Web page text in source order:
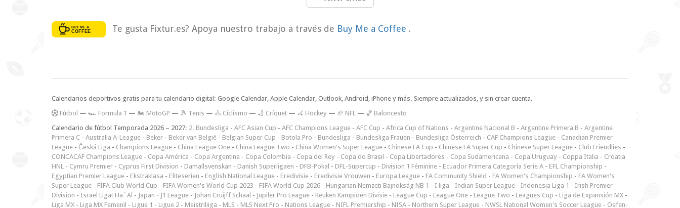
Te gusta Fixtur.es? Apoya nuestro trabajo a través de Buy Me a Coffee .
Calendarios deportivos gratis para tu calendario digital: Google Calendar, Apple Calendar, Outlook, Android, iPhone y más. Siempre actualizados, y sin crear cuenta.
Fútbol — 🏎️ Formula 1 — 🏍 MotoGP — 🎾 Tenis — 🚴 Ciclismo — 🏏 Críquet — 🏑 Hockey — 🏈 NFL — 🏀 Baloncesto
Calendario de fútbol Temporada 2026 – 2027: 2. Bundesliga - AFC Asian Cup - AFC Champions League - AFC Cup - Africa Cup of Nations - Argentine Nacional B - Argentine Primera B - Argentine
Primera C - Australia A-League - Beker - Beker van België - Belgian Super Cup - Botola Pro - Bundesliga - Bundesliga Frauen - Bundesliga Österreich - CAF Champions League - Canadian Premier
League - Česká Liga - Champions League - China League One - China League Two - China Women's Super League - Chinese FA Cup - Chinese FA Super Cup - Chinese Super League - Club Friendlies -
CONCACAF Champions League - Copa América - Copa Argentina - Copa Colombia - Copa del Rey - Copa do Brasil - Copa Libertadores - Copa Sudamericana - Copa Uruguay - Coppa Italia - Croatia
HNL - Cymru Premier - Cyprus First Division - Damallsvenskan - Danish Superligaen - DFB-Pokal - DFL-Supercup - Division 1 Féminine - Ecuador Primera Categoría Serie A - EFL Championship -
Egyptian Premier League - Ekstraklasa - Eliteserien - English National League - Eredivisie - Eredivisie Vrouwen - Europa League - FA Community Shield - FA Women's Championship - FA Women's
Super League - FIFA Club World Cup - FIFA Women's World Cup 2023 - FIFA World Cup 2026 - Hungarian Nemzeti Bajnokság NB 1 - I liga - Indian Super League - Indonesia Liga 1 - Irish Premier
Division - Israel Ligat Ha`Al - Japan - J1 League - Johan Cruijff Schaal - Jupiler Pro League - Keuken Kampioen Divisie - League Cup - League One - League Two - Leagues Cup - Liga de Expansión MX -
Liga MX - Liga MX Femenil - Ligue 1 - Ligue 2 - Meistriliiga - MLS - MLS Next Pro - Nations League - NIFL Premiership - NISA - Northern Super League - NWSL National Women's Soccer League - Oefen-